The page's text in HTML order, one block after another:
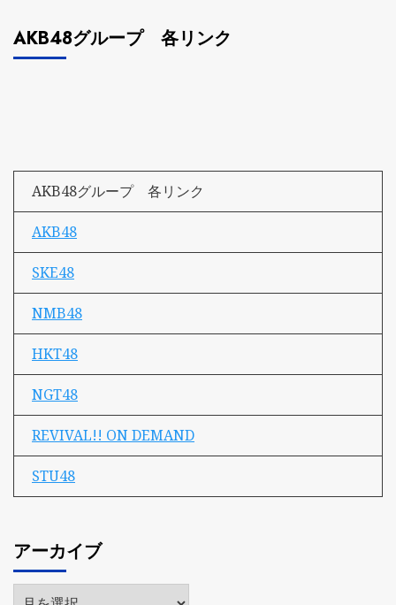
AKB48グループ 各リンク
AKB48グループ 各リンク
AKB48
SKE48
NMB48
HKT48
NGT48
REVIVAL!! ON DEMAND
STU48
アーカイブ
ア